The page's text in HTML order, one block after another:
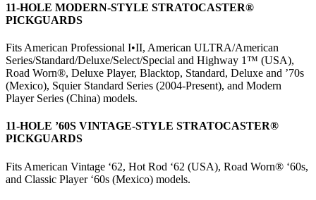
11-HOLE MODERN-STYLE STRATOCASTER®
PICKGUARDS
Fits American Professional I•II, American ULTRA/American
Series/Standard/Deluxe/Select/Special and Highway 1™ (USA),
Road Worn®, Deluxe Player, Blacktop, Standard, Deluxe and ’70s
(Mexico), Squier Standard Series (2004-Present), and Modern
Player Series (China) models.
11-HOLE ’60S VINTAGE-STYLE STRATOCASTER®
PICKGUARDS
Fits American Vintage ‘62, Hot Rod ‘62 (USA), Road Worn® ‘60s,
and Classic Player ‘60s (Mexico) models.